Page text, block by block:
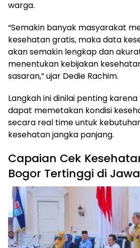
warga.
“Semakin banyak masyarakat
kesehatan gratis, maka data
akan semakin lengkap dan
menentukan kebijakan
sasaran,” ujar Dedie Rachim.
Langkah ini dinilai penting
dapat memetakan kondisi
secara real time untuk
kesehatan jangka panjang.
Capaian Cek
Bogor Tertinggi di